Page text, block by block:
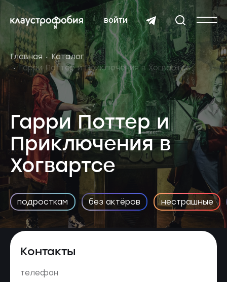
войти
Главная
Каталог
Гарри Поттер и Приключения в Хогвартсе
Гарри Поттер и
Приключения в
Хогвартсе
подросткам без актёров нестрашные
Контакты
телефон